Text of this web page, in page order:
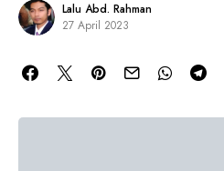
Lalu Abd. Rahman
27 April 2023